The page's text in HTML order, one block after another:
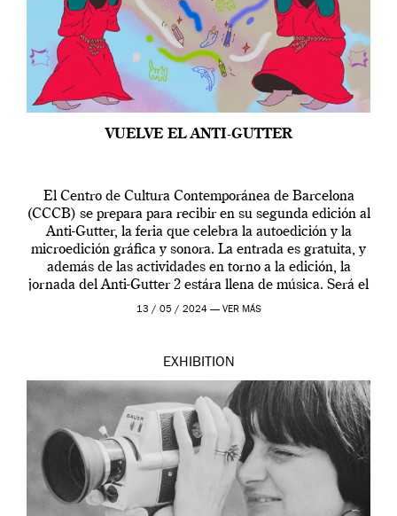
VUELVE EL ANTI-GUTTER
El Centro de Cultura Contemporánea de Barcelona
(CCCB) se prepara para recibir en su segunda edición al
Anti-Gutter, la feria que celebra la autoedición y la
microedición gráfica y sonora. La entrada es gratuita, y
además de las actividades en torno a la edición, la
jornada del Anti-Gutter 2 estára llena de música. Será el
[…]
13 / 05 / 2024 — VER MÁS
EXHIBITION